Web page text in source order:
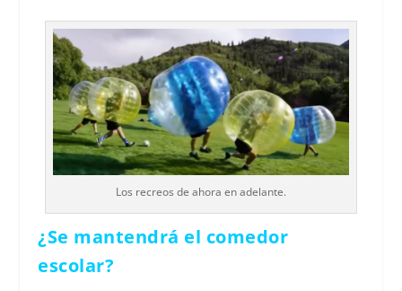
Los recreos de ahora en adelante.
¿Se mantendrá el comedor
escolar?